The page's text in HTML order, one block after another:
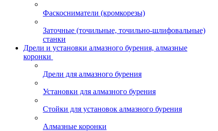
Фаскосниматели (кромкорезы)
Заточные (точильные, точильно-шлифовальные)
станки
Дрели и установки алмазного бурения, алмазные
коронки
Дрели для алмазного бурения
Установки для алмазного бурения
Стойки для установок алмазного бурения
Алмазные коронки